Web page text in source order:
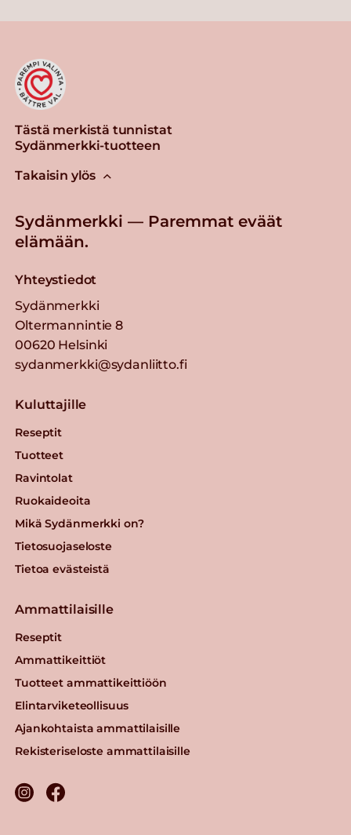
Tästä merkistä tunnistat
Sydänmerkki-tuotteen
Takaisin ylös
Sydänmerkki — Paremmat eväät
elämään.
Yhteystiedot
Sydänmerkki
Oltermannintie 8
00620 Helsinki
sydanmerkki@sydanliitto.fi
Kuluttajille
Reseptit
Tuotteet
Ravintolat
Ruokaideoita
Mikä Sydänmerkki on?
Tietosuojaseloste
Tietoa evästeistä
Ammattilaisille
Reseptit
Ammattikeittiöt
Tuotteet ammattikeittiöön
Elintarviketeollisuus
Ajankohtaista ammattilaisille
Rekisteriseloste ammattilaisille